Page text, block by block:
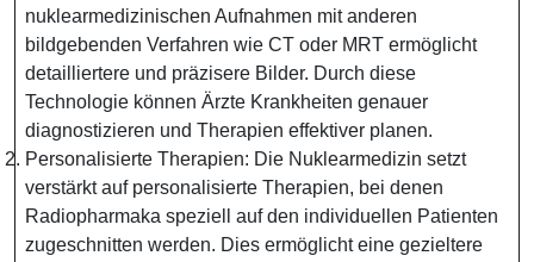
nuklearmedizinischen Aufnahmen mit anderen
bildgebenden Verfahren wie CT oder MRT ermöglicht
detailliertere und präzisere Bilder. Durch diese
Technologie können Ärzte Krankheiten genauer
diagnostizieren und Therapien effektiver planen.
Personalisierte Therapien: Die Nuklearmedizin setzt
verstärkt auf personalisierte Therapien, bei denen
Radiopharmaka speziell auf den individuellen Patienten
zugeschnitten werden. Dies ermöglicht eine gezieltere